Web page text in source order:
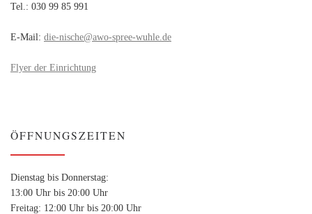
Tel.: 030 99 85 991
E-Mail: die-nische@awo-spree-wuhle.de
Flyer der Einrichtung
ÖFFNUNGSZEITEN
Dienstag bis Donnerstag:
13:00 Uhr bis 20:00 Uhr
Freitag: 12:00 Uhr bis 20:00 Uhr